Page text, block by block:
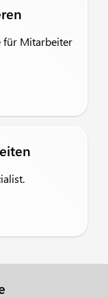
für Mitarbeiter